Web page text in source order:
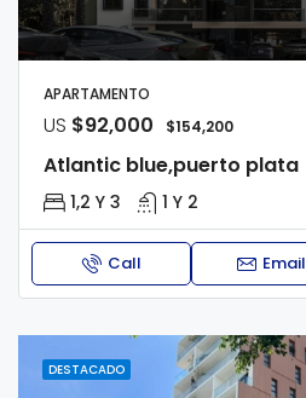
APARTAMENTO
US $92,000 $154,200
Atlantic blue,puerto plata
1,2 Y 3 1 Y 2
Call Email
DESTACADO